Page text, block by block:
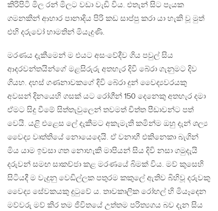
කිරිපිටි මිල රන් මිලට වඩා වැඩි විය. එතැන් සිට පැයක
ගමනකින් ආහාර පානාදිය පිරි කඩ සාප්පු කරා යා හැකි වූ මුත්
එහි දරුවෝ හාමතින් මියැදුණි.
මරණය දැකීමෙන් ම එයට අසංවේදීව ගිය පවුල් සිය
ආදරවන්තයින්ගේ මළසිරුරු අතහැර දිවි බේරා ගැනුමට දිව
ගියහ. දහස් ගණනාවකගේ දිවි බේරා දුන් වෛද්‍යවරයකු
අවසන් දිනයෙහි ගසක් යට රෝගීන් 150 දෙනෙකු අතහැර දමා
ඒමට සිදු වීමේ සිත්තැවුලෙන් තවමත් චිත්ත පීඩාවන්ට පත්
වෙයි. යළි එළෙස ලේ දැකීමට අකැමැති කමින්ම ඔහු දැන් ශල්‍ය
වෛද්‍ය වෘත්තියේ නොයෙදෙයි. ඒ වනාහී එකිනෙකා බැගින්
මිය යාම ඉවසා ගත නොහැකි මාපියන් සිය දිවි නසා ගමුදැයි
දරුවන් සමඟ සාකච්ජා කළ මරණයේ බිමක් විය. මව් කුසෙහි
සිටියදී ම වැදුනු වෙඩිල්ලක පතුරම කකුලේ ඇතිව බිහිවූ දරුවකු
වෛද්‍ය සේවකයකු දුටුවේ ය. තාවකාලික රෝහල් හි මියෑදෙන
මව්වරු මව් කිර තම ජිවිතයේ උත්තම පරිත්‍යගය බව දැන සිය